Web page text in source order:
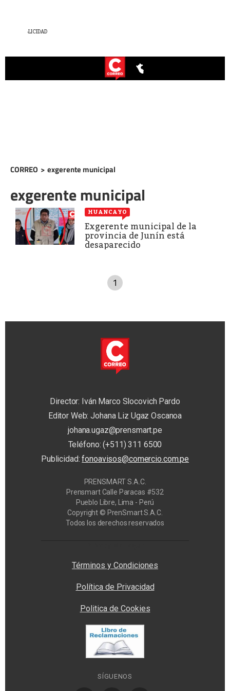
CORREO > exgerente municipal
exgerente municipal
HUANCAYO
Exgerente municipal de la
provincia de Junín está
desaparecido
1
Director: Iván Marco Slocovich Pardo
Editor Web: Johana Liz Ugaz Oscanoa
johana.ugaz@prensmart.pe
Teléfono: (+511) 311 6500
Publicidad:fonoavisos@comercio.com.pe
PRENSMART S.A.C.
Prensmart Calle Paracas #532
Pueblo Libre, Lima - Perú
Copyright © PrenSmart S.A.C.
Todos los derechos reservados
Términos y Condiciones
Política de Privacidad
Politica de Cookies
SÍGUENOS